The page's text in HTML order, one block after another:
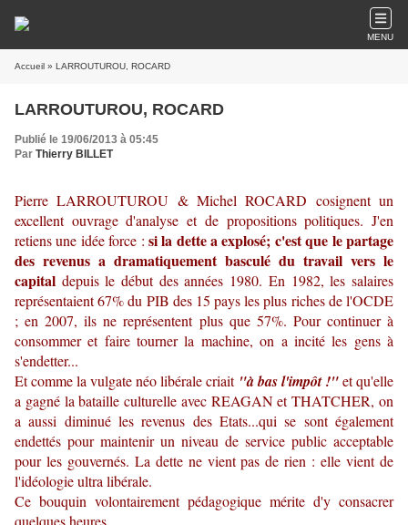
MENU
Accueil » LARROUTUROU, ROCARD
LARROUTUROU, ROCARD
Publié le 19/06/2013 à 05:45
Par Thierry BILLET
Pierre LARROUTUROU & Michel ROCARD cosignent un
excellent ouvrage d'analyse et de propositions politiques. J'en
retiens une idée force : si la dette a explosé; c'est que le partage
des revenus a dramatiquement basculé du travail vers le
capital depuis le début des années 1980. En 1982, les salaires
représentaient 67% du PIB des 15 pays les plus riches de l'OCDE
; en 2007, ils ne représentent plus que 57%. Pour continuer à
consommer et faire tourner la machine, on a incité les gens à
s'endetter...
Et comme la vulgate néo libérale criait "à bas l'impôt !"et qu'elle
a gagné la bataille culturelle avec REAGAN et THATCHER, on
a aussi diminué les revenus des Etats...qui se sont également
endettés pour maintenir un niveau de service public acceptable
pour les gouvernés. La dette ne vient pas de rien : elle vient de
l'idéologie ultra libérale.
Ce bouquin volontairement pédagogique mérite d'y consacrer
quelques heures.